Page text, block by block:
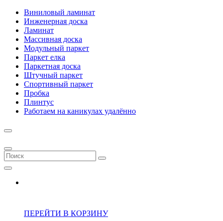
Виниловый ламинат
Инженерная доска
Ламинат
Массивная доска
Модульный паркет
Паркет елка
Паркетная доска
Штучный паркет
Спортивный паркет
Пробка
Плинтус
Работаем на каникулах удалённо
ПЕРЕЙТИ В КОРЗИНУ